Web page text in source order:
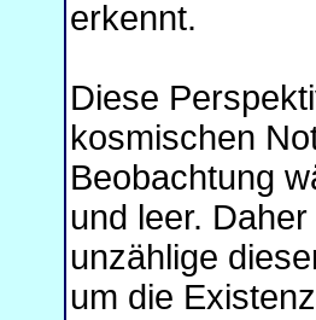
erkennt.
Diese
kosmischen
Beobachtung
und leer.
unzählige
um die